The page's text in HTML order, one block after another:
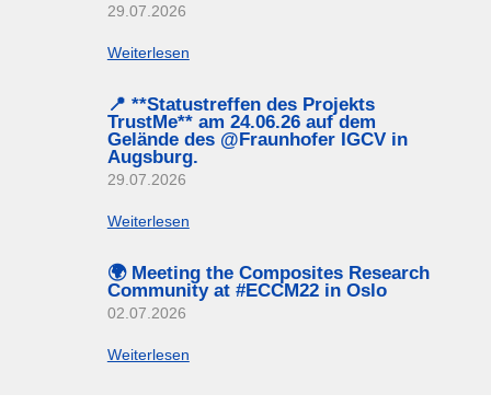
29.07.2026
Weiterlesen
📍 **Statustreffen des Projekts
TrustMe** am 24.06.26 auf dem
Gelände des @Fraunhofer IGCV in
Augsburg.
29.07.2026
Weiterlesen
🌍 Meeting the Composites Research
Community at #ECCM22 in Oslo
02.07.2026
Weiterlesen